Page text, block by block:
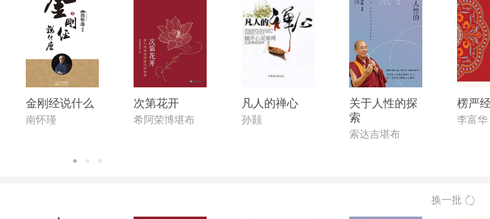
金刚经说什么
南怀瑾
次第花开
希阿荣博堪布
凡人的禅心
孙颢
关于人性的探
索
索达吉堪布
楞严
李富华
换一批